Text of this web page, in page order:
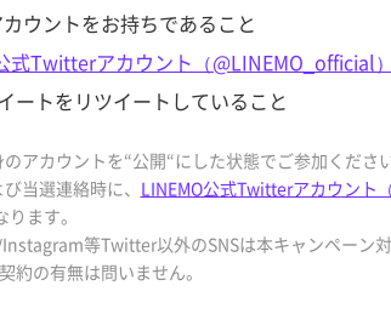
ウントをお持ちであること
式Twitterアカウント（@LINEMO_official）
ートをリツイートしていること
アカウントを“公開“にした状態でご参加くださ
当選連絡時に、 LINEMO公式Twitterアカウント
ます。
等Twitter以外のSNSは本キャンペーン対
約の有無は問いません。